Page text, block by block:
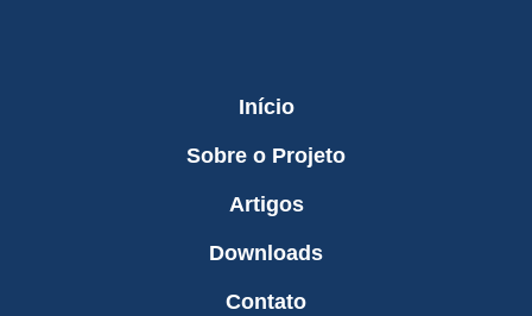
Início
Sobre o Projeto
Artigos
Downloads
Contato